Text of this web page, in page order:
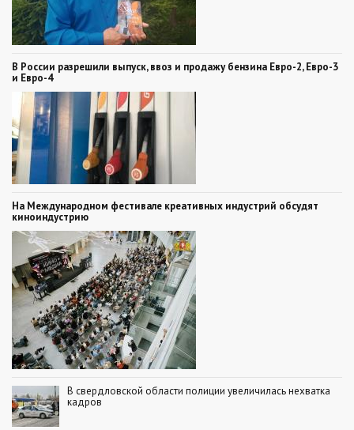
В России разрешили выпуск, ввоз и продажу бензина Евро-2, Евро-3
и Евро-4
На Международном фестивале креативных индустрий обсудят
киноиндустрию
В свердловской области полиции увеличилась нехватка
кадров